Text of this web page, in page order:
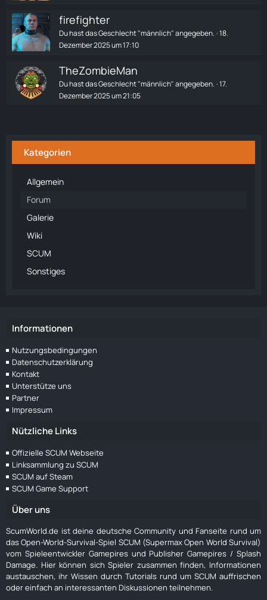
firefighter
Du hast das Geschlecht "männlich" angegeben. 18.
Dezember 2025 um 17:10
TheZombieMan
Du hast das Geschlecht "männlich" angegeben. 17.
Dezember 2025 um 21:05
Kategorien
Allgemein
Forum
Galerie
Wiki
SCUM
Sonstiges
Informationen
Nutzungsbedingungen
Datenschutzerklärung
Kontakt
Unterstütze uns
Partner
Impressum
Nützliche Links
Offizielle SCUM Webseite
Linksammlung zu SCUM
SCUM auf Steam
SCUM Game Support
Über uns
ScumWorld.de ist deine deutsche Community und Fanseite rund um
das Open-World-Survival-Spiel SCUM (Supermax Open World Survival)
vom Spieleentwickler Gamepires und Publisher Gamepires / Splash
Damage. Hier können sich Spieler zusammen finden, Informationen
austauschen, ihr Wissen durch Tutorials rund um SCUM auffrischen
oder einfach an interessanten Diskussionen teilnehmen.